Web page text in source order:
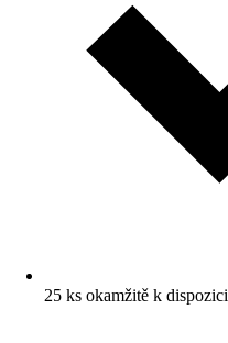
25 ks okamžitě k dispozici